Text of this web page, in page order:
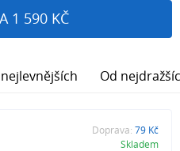
1 590 KČ
Od
Doprava: 79 Kč
Skladem